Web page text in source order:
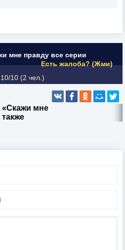
мне правду все серии
Есть жалоба? (Жми)
10/10 (2 чел.)
«Скажи мне